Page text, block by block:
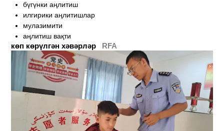
бүгүнки аңлитиш
илгирики аңлитишлар
мулазимити
аңлитиш вақти
көп көрүлгән хәвәрләр RFA